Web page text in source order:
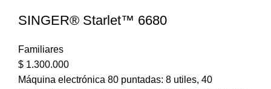
SINGER® Starlet™ 6680
Familiares
$ 1.300.000
Máquina electrónica 80 puntadas: 8 utiles, 40